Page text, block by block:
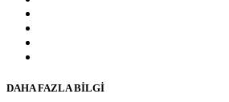
DAHA FAZLA BİLGİ